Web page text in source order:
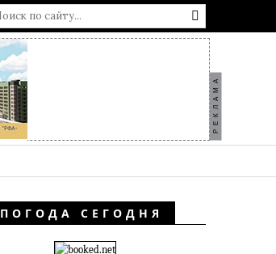
РЕКЛАМА
ПОГОДА СЕГОДНЯ